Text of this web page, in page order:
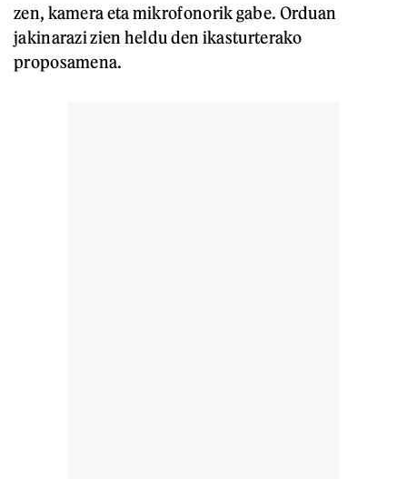
zen, kamera eta mikrofonorik gabe. Orduan
jakinarazi zien heldu den ikasturterako
proposamena.